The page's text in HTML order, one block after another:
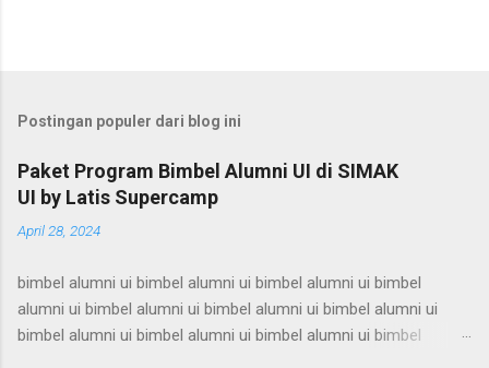
Postingan populer dari blog ini
Paket Program Bimbel Alumni UI di SIMAK
UI by Latis Supercamp
April 28, 2024
bimbel alumni ui bimbel alumni ui bimbel alumni ui bimbel
alumni ui bimbel alumni ui bimbel alumni ui bimbel alumni ui
bimbel alumni ui bimbel alumni ui bimbel alumni ui bimbel